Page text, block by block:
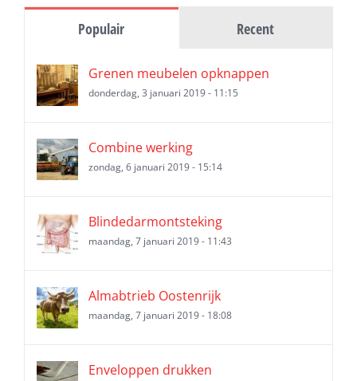
Populair Recent
Grenen meubelen opknappen
donderdag, 3 januari 2019 - 11:15
Combine werking
zondag, 6 januari 2019 - 15:14
Blindedarmontsteking
maandag, 7 januari 2019 - 11:43
Almabtrieb Oostenrijk
maandag, 7 januari 2019 - 18:08
Enveloppen drukken